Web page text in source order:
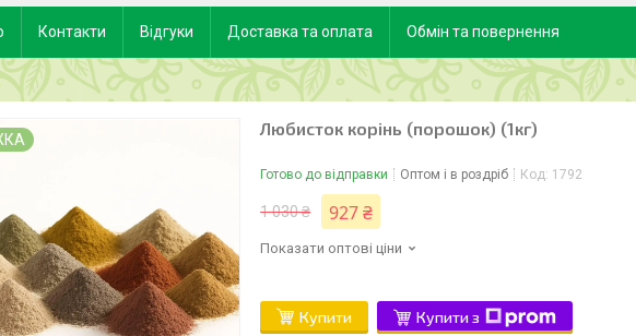
Контакти Відгуки Доставка та оплата Обмін та повернення
Любисток корінь (порошок) (1кг)
Готово до відправки Оптом і в роздріб Код: 1792
1 030 ₴ 927 ₴
Показати оптові ціни
Купити Купити з